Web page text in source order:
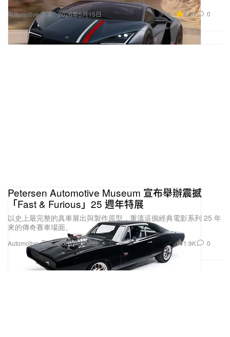
Automotive 汽車 2026年5月15日 2.8K 0
Automotive 汽車
Petersen Automotive Museum 宣布舉辦震撼
「Fast & Furious」25 週年特展
以史上最完整的真車展出與製作原型，重溫這個經典電影系列 25 年
來的傳奇賽車場面。
2026年3月7日 1.9K 0